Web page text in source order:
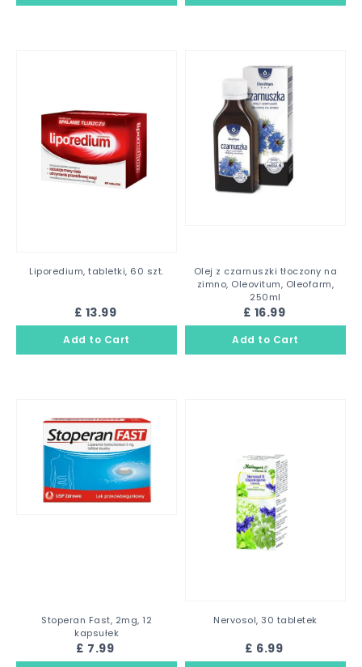
Liporedium, tabletki, 60 szt.
£ 13.99
Olej z czarnuszki tłoczony na
zimno, Oleovitum, Oleofarm,
250ml
£ 16.99
Stoperan Fast, 2mg, 12
kapsułek
£ 7.99
Nervosol, 30 tabletek
£ 6.99